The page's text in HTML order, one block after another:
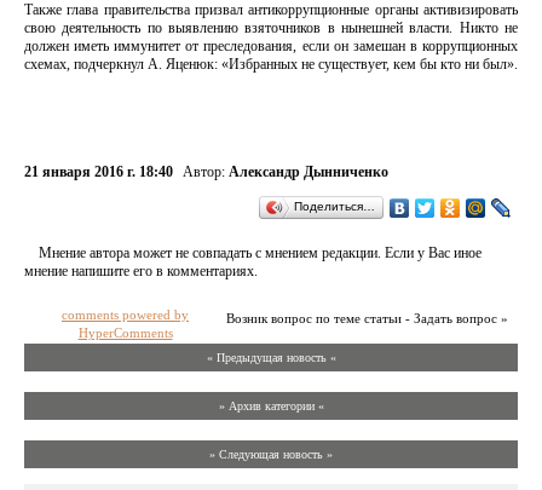
Также глава правительства призвал антикоррупционные органы активизировать
свою деятельность по выявлению взяточников в нынешней власти. Никто не
должен иметь иммунитет от преследования, если он замешан в коррупционных
схемах, подчеркнул А. Яценюк: «Избранных не существует, кем бы кто ни был».
21 января 2016 г. 18:40 Автор: Александр Дынниченко
Поделиться…
Мнение автора может не совпадать с мнением редакции. Если у Вас иное
мнение напишите его в комментариях.
Возник вопрос по теме статьи - Задать вопрос »
comments powered by
HyperComments
« Предыдущая новость «
» Архив категории «
» Следующая новость »